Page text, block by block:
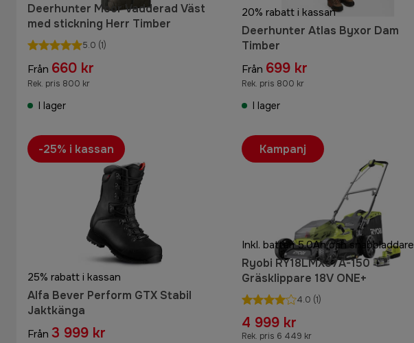
Deerhunter Moor Vadderad Väst
med stickning Herr Timber
5.0 (1)
Från 660 kr
Rek. pris 800 kr
I lager
20% rabatt i kassan
Deerhunter Atlas Byxor Dam
Timber
Från 699 kr
Rek. pris 800 kr
I lager
25% rabatt i kassan
Alfa Bever Perform GTX Stabil
Jaktkänga
Från 3 999 kr
-25% i kassan
Inkl. batteri 5.0Ah och snabbladdare
Ryobi RY18LMX37A-150
Gräsklippare 18V ONE+
4.0 (1)
4 999 kr
Rek. pris 6 449 kr
Kampanj